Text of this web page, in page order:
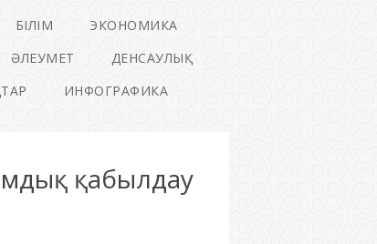
БІЛІМ
ЭКОНОМИКА
ӘЛЕУМЕТ
ДЕНСАУЛЫҚ
ИНФОГРАФИКА
қабылдау